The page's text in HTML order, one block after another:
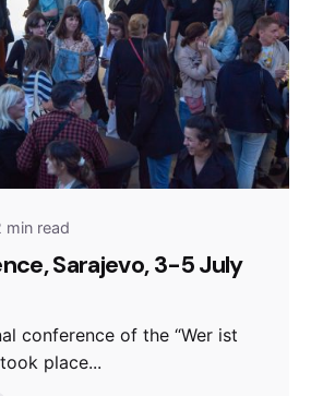
min read
Sarajevo, 3-5 July
conference of the “Wer ist
place...